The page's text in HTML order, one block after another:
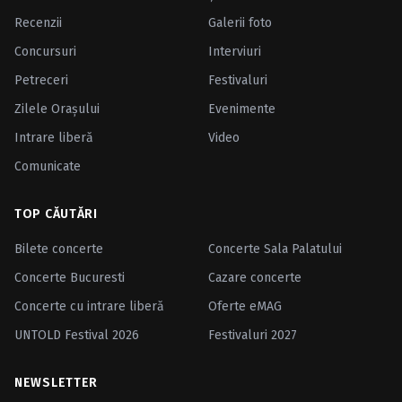
Recenzii
Galerii foto
Concursuri
Interviuri
Petreceri
Festivaluri
Zilele Oraşului
Evenimente
Intrare liberă
Video
Comunicate
TOP CĂUTĂRI
Bilete concerte
Concerte Sala Palatului
Concerte Bucuresti
Cazare concerte
Concerte cu intrare liberă
Oferte eMAG
UNTOLD Festival 2026
Festivaluri 2027
NEWSLETTER